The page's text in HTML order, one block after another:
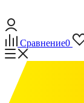
Сравнение0